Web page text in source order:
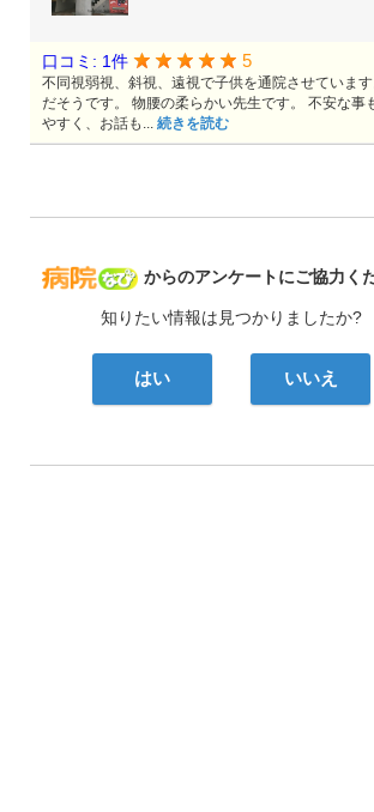
病院なび
からのアンケートにご協力く
知りたい情報は見つかりましたか?
はい いいえ
口コミ: 1件 5
不同視弱視、斜視、遠視で子供を通院させています
だそうです。 物腰の柔らかい先生です。 不安な事
やすく、お話も... 続きを読む